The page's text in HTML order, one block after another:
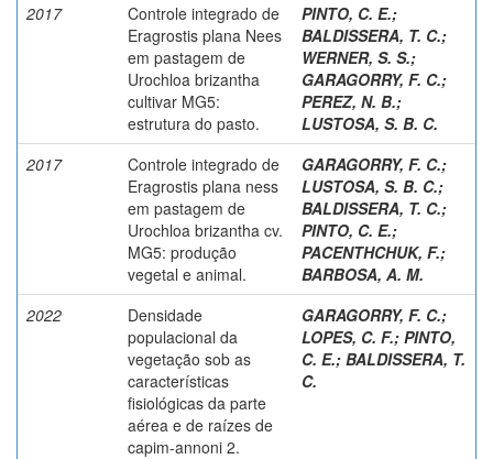
2017
Controle integrado de
Eragrostis plana Nees
em pastagem de
Urochloa brizantha
cultivar MG5:
estrutura do pasto.
PINTO, C. E.;
BALDISSERA, T. C.;
WERNER, S. S.;
GARAGORRY, F. C.;
PEREZ, N. B.;
LUSTOSA, S. B. C.
2017
Controle integrado de
Eragrostis plana ness
em pastagem de
Urochloa brizantha cv.
MG5: produção
vegetal e animal.
GARAGORRY, F. C.;
LUSTOSA, S. B. C.;
BALDISSERA, T. C.;
PINTO, C. E.;
PACENTHCHUK, F.;
BARBOSA, A. M.
2022
Densidade
populacional da
vegetação sob as
características
fisiológicas da parte
aérea e de raízes de
capim-annoni 2.
GARAGORRY, F. C.;
LOPES, C. F.; PINTO,
C. E.; BALDISSERA, T.
C.